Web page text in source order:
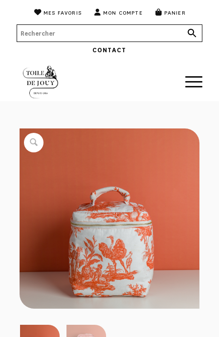
MES FAVORIS MON COMPTE PANIER
CONTACT